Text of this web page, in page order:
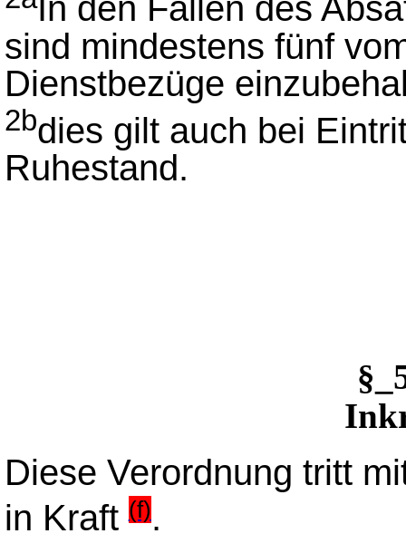
In den Fällen des
sind mindestens fünf
Dienstbezüge
2bdies gilt auch bei
Ruhestand.
Diese Verordnung tritt
in Kraft(f).